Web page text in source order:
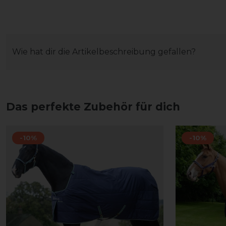
Wie hat dir die Artikelbeschreibung gefallen?
Das perfekte Zubehör für dich
-10% -10%